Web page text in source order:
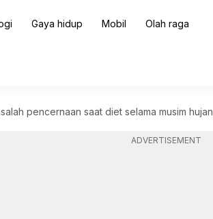
Gaya hidup Mobil Olah raga
pencernaan saat diet selama musim hujan
ADVERTISEMENT